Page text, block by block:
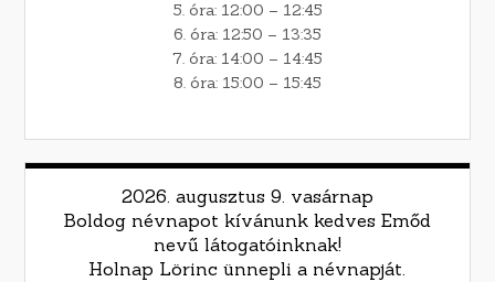
5. óra: 12:00 – 12:45
6. óra: 12:50 – 13:35
7. óra: 14:00 – 14:45
8. óra: 15:00 – 15:45
2026. augusztus 9. vasárnap
Boldog névnapot kívánunk kedves Emőd
nevű látogatóinknak!
Holnap Lörinc ünnepli a névnapját.